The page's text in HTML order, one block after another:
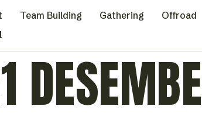
Team Building Gathering Offroad